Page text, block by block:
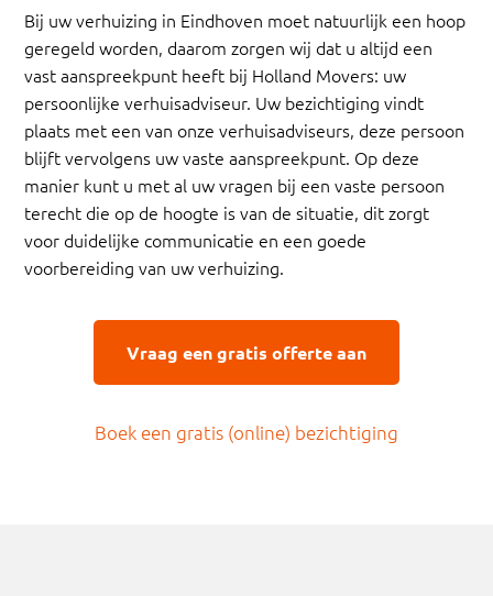
Bij uw verhuizing in Eindhoven moet natuurlijk een hoop
geregeld worden, daarom zorgen wij dat u altijd een
vast aanspreekpunt heeft bij Holland Movers: uw
persoonlijke verhuisadviseur. Uw bezichtiging vindt
plaats met een van onze verhuisadviseurs, deze persoon
blijft vervolgens uw vaste aanspreekpunt. Op deze
manier kunt u met al uw vragen bij een vaste persoon
terecht die op de hoogte is van de situatie, dit zorgt
voor duidelijke communicatie en een goede
voorbereiding van uw verhuizing.
Vraag een gratis offerte aan
Boek een gratis (online) bezichtiging